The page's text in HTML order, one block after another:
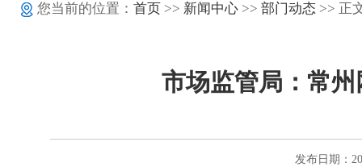
您当前的位置： 首页>> 新闻中心>> 部门动态>> 正
市场监管局：常
发布日期：